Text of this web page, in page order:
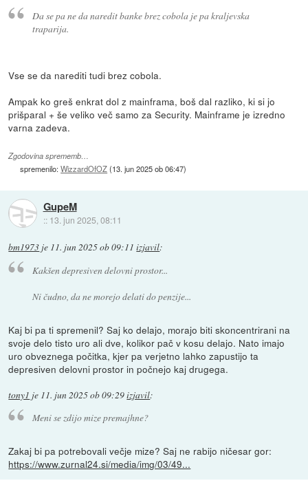
Da se pa ne da naredit banke brez cobola je pa kraljevska
traparija.
Vse se da narediti tudi brez cobola.
Ampak ko greš enkrat dol z mainframa, boš dal razliko, ki si jo
prišparal + še veliko več samo za Security. Mainframe je izredno
varna zadeva.
Zgodovina sprememb…
spremenilo:WizzardOfOZ(13. jun 2025 ob 06:47)
GupeM
:: 13. jun 2025, 08:11
bm1973 je 11. jun 2025 ob 09:11 izjavil:
Kakšen depresiven delovni prostor...
Ni čudno, da ne morejo delati do penzije...
Kaj bi pa ti spremenil? Saj ko delajo, morajo biti skoncentrirani na
svoje delo tisto uro ali dve, kolikor pač v kosu delajo. Nato imajo
uro obveznega počitka, kjer pa verjetno lahko zapustijo ta
depresiven delovni prostor in počnejo kaj drugega.
tony1 je 11. jun 2025 ob 09:29izjavil:
Meni se zdijo mize premajhne?
Zakaj bi pa potrebovali večje mize? Saj ne rabijo ničesar gor:
https://www.zurnal24.si/media/img/03/49...